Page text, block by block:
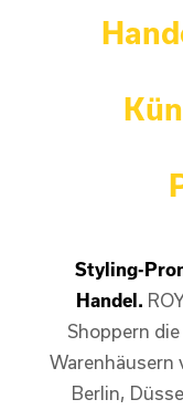
Styling-
Handel.
Shoppern
Warenhäusern
Berlin,